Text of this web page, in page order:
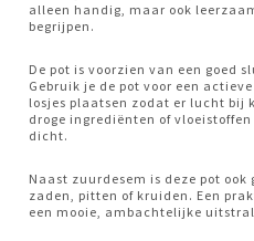
alleen handig, maar ook
begrijpen.
De pot is voorzien van een goed
Gebruik je de pot voor een
losjes plaatsen zodat er lucht bij
droge ingrediënten of
dicht.
Naast zuurdesem is deze pot
zaden, pitten of kruiden. Een
een mooie, ambachtelijke